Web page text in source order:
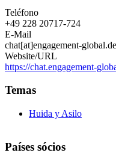
Teléfono
+49 228 20717-724
E-Mail
chat[at]engagement-global.de
Website/URL
https://chat.engagement-
Temas
Huida y Asilo
Países sócios